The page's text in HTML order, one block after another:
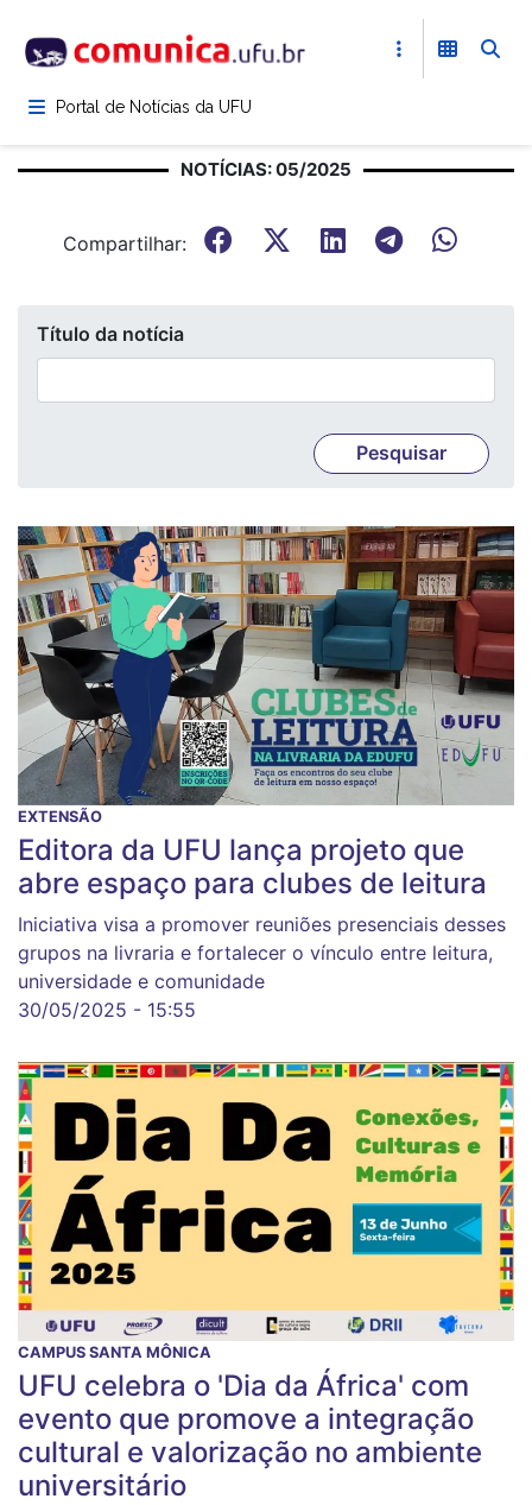
para
conteúdoPortal de Notícias da UFU
NOTÍCIAS: 05/2025
Compartilhar:
Título da notícia
EXTENSÃO
Editora da UFU lança projeto que
abre espaço para clubes de leitura
Iniciativa visa a promover reuniões presenciais desses
grupos na livraria e fortalecer o vínculo entre leitura,
universidade e comunidade
30/05/2025 - 15:55
CAMPUS SANTA MÔNICA
UFU celebra o 'Dia da África' com
evento que promove a integração
cultural e valorização no ambiente
universitário